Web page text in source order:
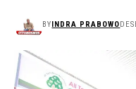
BYINDRA PRABOWO